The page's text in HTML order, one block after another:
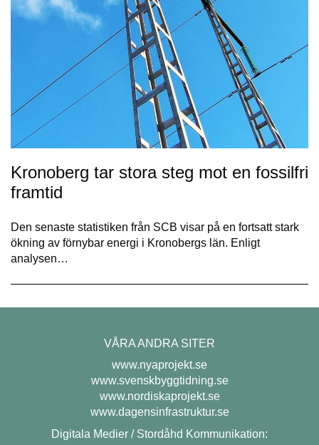
Kronoberg tar stora steg mot en fossilfri
framtid
Den senaste statistiken från SCB visar på en fortsatt stark
ökning av förnybar energi i Kronobergs län. Enligt
analysen…
VÅRA ANDRA SITER
www.nyaprojekt.se
www.svenskbyggtidning.se
www.nordiskaprojekt.se
www.dagensinfrastruktur.se
Digitala Medier / Stordåhd Kommunikation: